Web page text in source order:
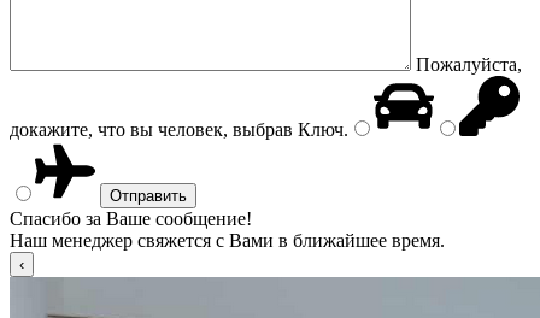
Пожалуйста,
докажите, что вы человек, выбрав Ключ.
Спасибо за Ваше сообщение!
Наш менеджер свяжется с Вами в ближайшее время.